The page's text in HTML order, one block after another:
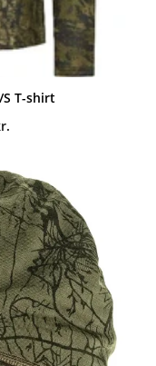
S T-shirt
er:
399,00 kr..